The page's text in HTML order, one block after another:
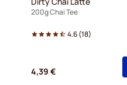
200g Chai Tee
4.6(18)
4,39 €